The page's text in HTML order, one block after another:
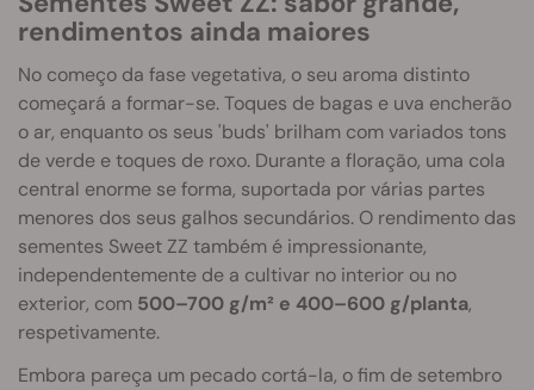
rendimentos ainda maiores
No começo da fase vegetativa, o seu aroma distinto
começará a formar-se. Toques de bagas e uva encherão
o ar, enquanto os seus 'buds' brilham com variados tons
de verde e toques de roxo. Durante a floração, uma cola
central enorme se forma, suportada por várias partes
menores dos seus galhos secundários. O rendimento das
sementes Sweet ZZ também é impressionante,
independentemente de a cultivar no interior ou no
exterior, com 500–700 g/m² e 400–600 g/planta,
respetivamente.
Embora pareça um pecado cortá-la, o fim de setembro